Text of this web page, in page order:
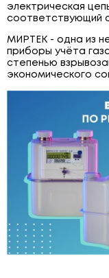
электрическая
соответствующий
МИРТЕК - одна из
приборы учёта
степенью
экономического